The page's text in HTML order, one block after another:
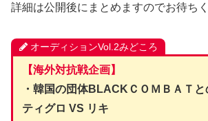
詳細は公開後にまとめますのでお待ちく
オーディションVol.2みどころ
【海外対抗戦企画】
・韓国の団体BLACKＣＯＭＢＡＴ
ティグロ VS リキ